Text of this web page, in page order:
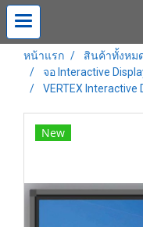
หน้าแรก สินค้าทั้งหม
จอ Interactive
VERTEX Interactive
New